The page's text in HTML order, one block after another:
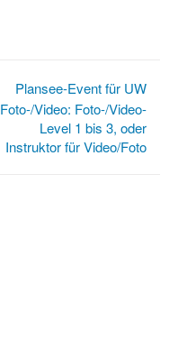
Plansee-Event für UW
Foto-/Video: Foto-/Video-
Level 1 bis 3, oder
Instruktor für Video/Foto